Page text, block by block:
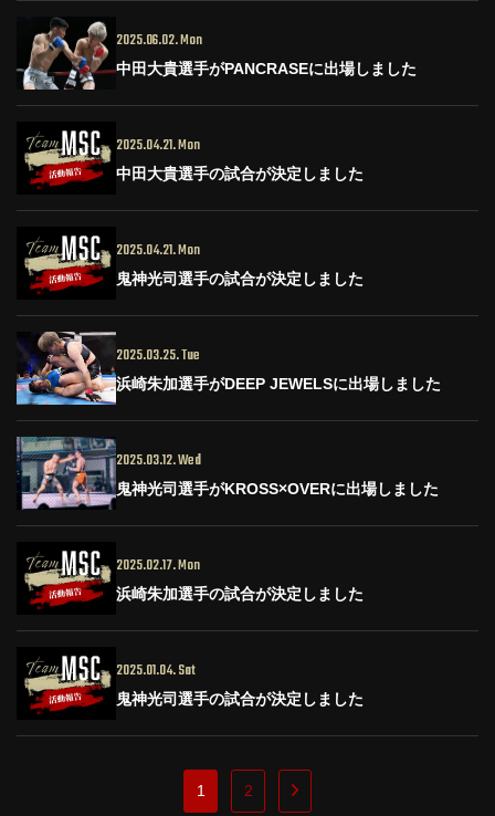
2025.06.02. Mon
中田大貴選手がPANCRASEに出場しました
2025.04.21. Mon
中田大貴選手の試合が決定しました
2025.04.21. Mon
鬼神光司選手の試合が決定しました
2025.03.25. Tue
浜崎朱加選手がDEEP JEWELSに出場しました
2025.03.12. Wed
鬼神光司選手がKROSS×OVERに出場しました
2025.02.17. Mon
浜崎朱加選手の試合が決定しました
2025.01.04. Sat
鬼神光司選手の試合が決定しました
1 2